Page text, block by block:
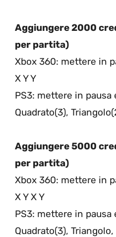
Aggiungere 2000
per partita)
Xbox 360: mettere in
X Y Y
PS3: mettere in pausa
Quadrato(3),
Aggiungere 5000
per partita)
Xbox 360: mettere in
X Y X Y
PS3: mettere in pausa
Quadrato(3),